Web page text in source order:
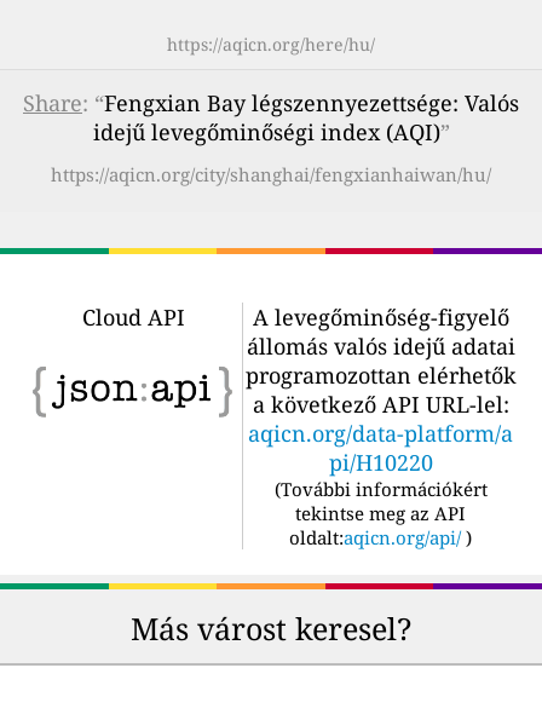
https://aqicn.org/here/hu/
Share: “Fengxian Bay légszennyezettsége: Valós
idejű levegőminőségi index (AQI)”
https://aqicn.org/city/shanghai/fengxianhaiwan/hu/
Cloud API
A levegőminőség-figyelő
állomás valós idejű adatai
programozottan elérhetők
a következő API URL-lel:
aqicn.org/data-platform/a
pi/H10220
(További információkért
tekintse meg az API
oldalt:aqicn.org/api/ )
Más várost keresel?